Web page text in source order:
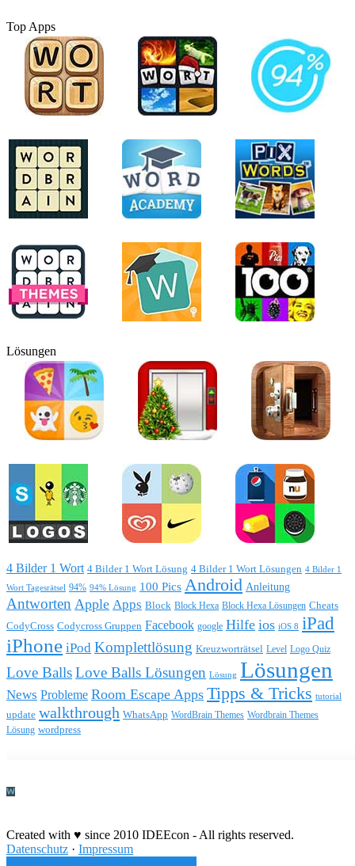
Top Apps
Lösungen
4 Bilder 1 Wort 4 Bilder 1 Wort Lösung 4 Bilder 1 Wort Lösungen 4 Bilder 1
Wort Tagesrätsel 94% 94% Lösung 100 Pics Android Anleitung
Antworten Apple Apps Block Block Hexa Block Hexa Lösungen Cheats
CodyCross Codycross Gruppen Facebook google Hilfe ios iOS 8 iPad
iPhone iPod Komplettlösung Kreuzworträtsel Level Logo Quiz
Love BallsLove Balls Lösungen Lösung Lösungen
News Probleme Room Escape Apps Tipps & Tricks tutorial
update walkthrough WhatsApp WordBrain Themes Wordbrain Themes
Lösung wordpress
Created with ♥ since 2010 IDEEcon - All rights reserved.
Datenschutz · Impressum